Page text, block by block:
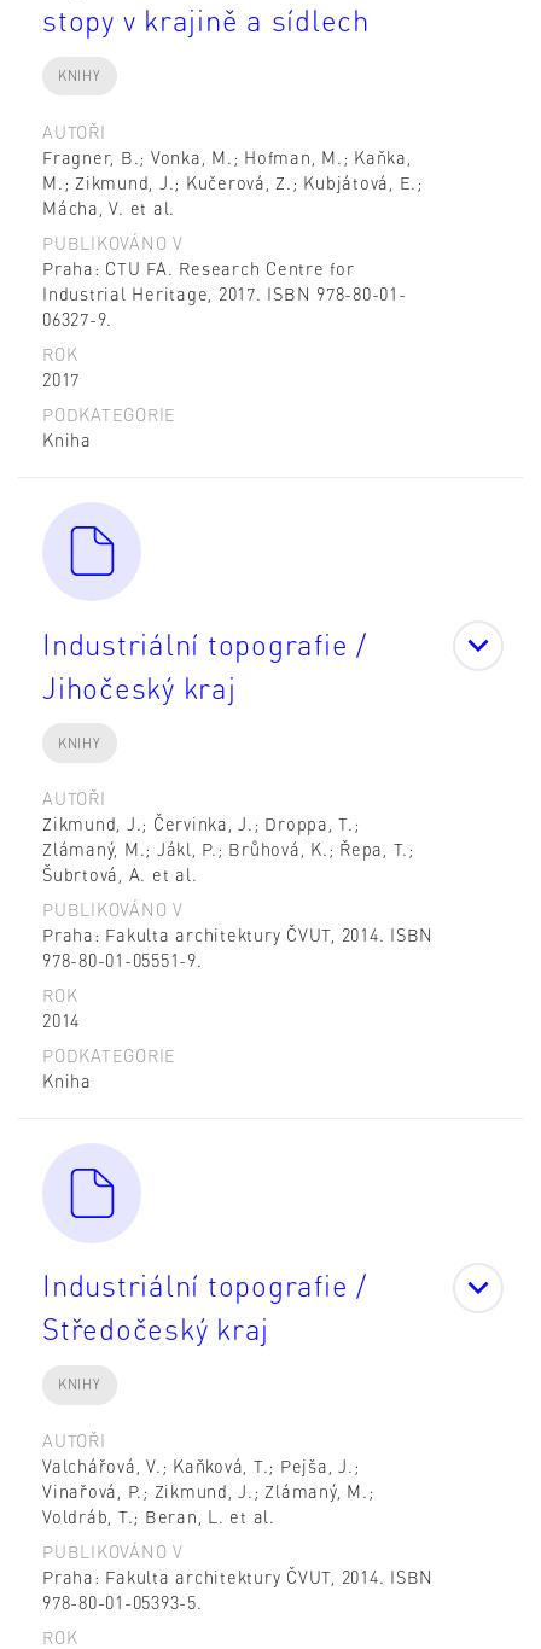
stopy v krajině a sídlech
KNIHY
AUTOŘI
Fragner, B.; Vonka, M.; Hofman, M.; Kaňka,
M.; Zikmund, J.; Kučerová, Z.; Kubjátová, E.;
Mácha, V. et al.
PUBLIKOVÁNO V
Praha: CTU FA. Research Centre for
Industrial Heritage, 2017. ISBN 978-80-01-
06327-9.
ROK
2017
PODKATEGORIE
Kniha
Industriální topografie /
Jihočeský kraj
KNIHY
AUTOŘI
Zikmund, J.; Červinka, J.; Droppa, T.;
Zlámaný, M.; Jákl, P.; Brůhová, K.; Řepa, T.;
Šubrtová, A. et al.
PUBLIKOVÁNO V
Praha: Fakulta architektury ČVUT, 2014. ISBN
978-80-01-05551-9.
ROK
2014
PODKATEGORIE
Kniha
Industriální topografie /
Středočeský kraj
KNIHY
AUTOŘI
Valchářová, V.; Kaňková, T.; Pejša, J.;
Vinařová, P.; Zikmund, J.; Zlámaný, M.;
Voldráb, T.; Beran, L. et al.
PUBLIKOVÁNO V
Praha: Fakulta architektury ČVUT, 2014. ISBN
978-80-01-05393-5.
ROK